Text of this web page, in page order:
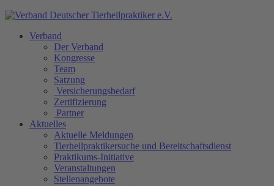
Verband
Der Verband
Kongresse
Team
Satzung
Versicherungsbedarf
Zertifizierung
Partner
Aktuelles
Aktuelle Meldungen
Tierheilpraktikersuche und Bereitschaftsdienst
Praktikums-Initiative
Veranstaltungen
Stellenangebote